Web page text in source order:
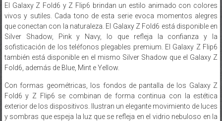
El Galaxy Z Fold6 y Z Flip6 brindan un estilo animado con colores
vivos y sutiles. Cada tono de esta serie evoca momentos alegres
que conectan con la naturaleza. El Galaxy Z Fold6 está disponible en
Silver Shadow, Pink y Navy, lo que refleja la confianza y la
sofisticación de los teléfonos plegables premium. El Galaxy Z Flip6
también está disponible en el mismo Silver Shadow que el Galaxy Z
Fold6, además de Blue, Mint e Yellow.
Con formas geométricas, los fondos de pantalla de los Galaxy Z
Fold6 y Z Flip6 se combinan de forma continua con la estética
exterior de los dispositivos. Ilustran un elegante movimiento de luces
y sombras que espeja la luz que se refleja en el vidrio nebuloso en la